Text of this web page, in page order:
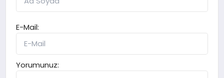
E-Mail:
Yorumunuz: